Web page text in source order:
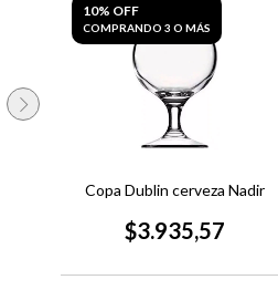
10% OFF
COMPRANDO 3 O MÁS
Copa Dublin cerveza Nadir
$3.935,57